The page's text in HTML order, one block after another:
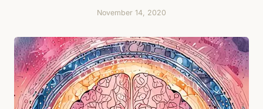
November 14, 2020